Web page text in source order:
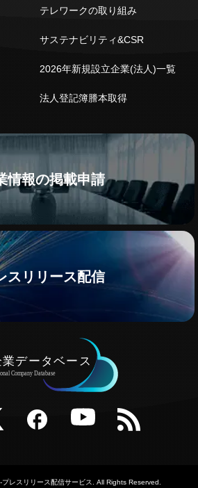
テレワークの取り組み
サステナビリティ&CSR
2026年新規設立企業(法人)一覧
法人登記簿謄本取得
情報の掲載申請
スリリース配信
YouTube RSS
レスリリース配信サービス . All Rights Reserved.